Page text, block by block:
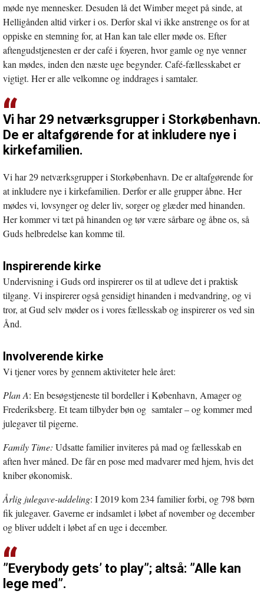
møde nye mennesker. Desuden lå det Wimber meget på sinde, at
Helligånden altid virker i os. Derfor skal vi ikke anstrenge os for at
oppiske en stemning for, at Han kan tale eller møde os. Efter
aftengudstjenesten er der café i foyeren, hvor gamle og nye venner
kan mødes, inden den næste uge begynder. Café-fællesskabet er
vigtigt. Her er alle velkomne og inddrages i samtaler.
Vi har 29 netværksgrupper i Storkøbenhavn.
De er altafgørende for at inkludere nye i
kirkefamilien.
Vi har 29 netværksgrupper i Storkøbenhavn. De er altafgørende for
at inkludere nye i kirkefamilien. Derfor er alle grupper åbne. Her
mødes vi, lovsynger og deler liv, sorger og glæder med hinanden.
Her kommer vi tæt på hinanden og tør være sårbare og åbne os, så
Guds helbredelse kan komme til.
Inspirerende kirke
Undervisning i Guds ord inspirerer os til at udleve det i praktisk
tilgang. Vi inspirerer også gensidigt hinanden i medvandring, og vi
tror, at Gud selv møder os i vores fællesskab og inspirerer os ved sin
Ånd.
Involverende kirke
Vi tjener vores by gennem aktiviteter hele året:
Plan A: En besøgstjeneste til bordeller i København, Amager og
Frederiksberg. Et team tilbyder bøn og samtaler – og kommer med
julegaver til pigerne.
Family Time: Udsatte familier inviteres på mad og fællesskab en
aften hver måned. De får en pose med madvarer med hjem, hvis det
kniber økonomisk.
Årlig julegave-uddeling: I 2019 kom 234 familier forbi, og 798 børn
fik julegaver. Gaverne er indsamlet i løbet af november og december
og bliver uddelt i løbet af en uge i december.
”Everybody gets’ to play”; altså: ”Alle kan
lege med”.